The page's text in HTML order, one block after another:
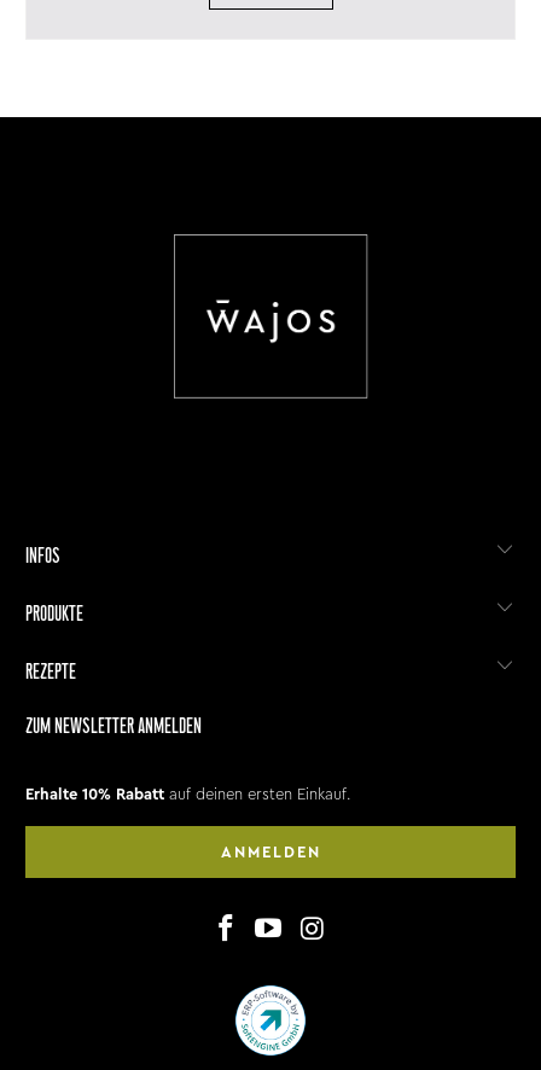
INFOS
PRODUKTE
REZEPTE
ZUM NEWSLETTER ANMELDEN
Erhalte 10% Rabatt auf deinen ersten Einkauf.
ANMELDEN